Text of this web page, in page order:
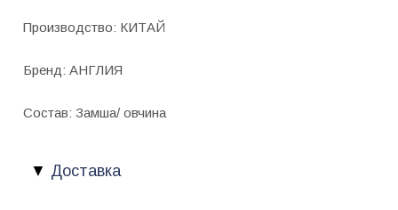
Производство: КИТАЙ
Бренд: АНГЛИЯ
Состав: Замша/ овчина
Доставка